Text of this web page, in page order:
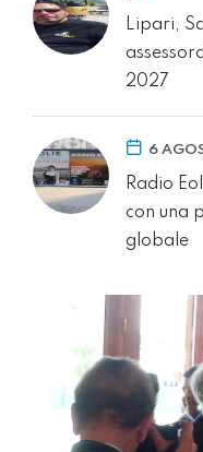
Lipari,
2027
6
Radio
con una
globale